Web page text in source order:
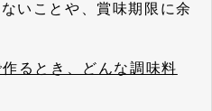
いことや、賞味期限に余
るとき、どんな調味料